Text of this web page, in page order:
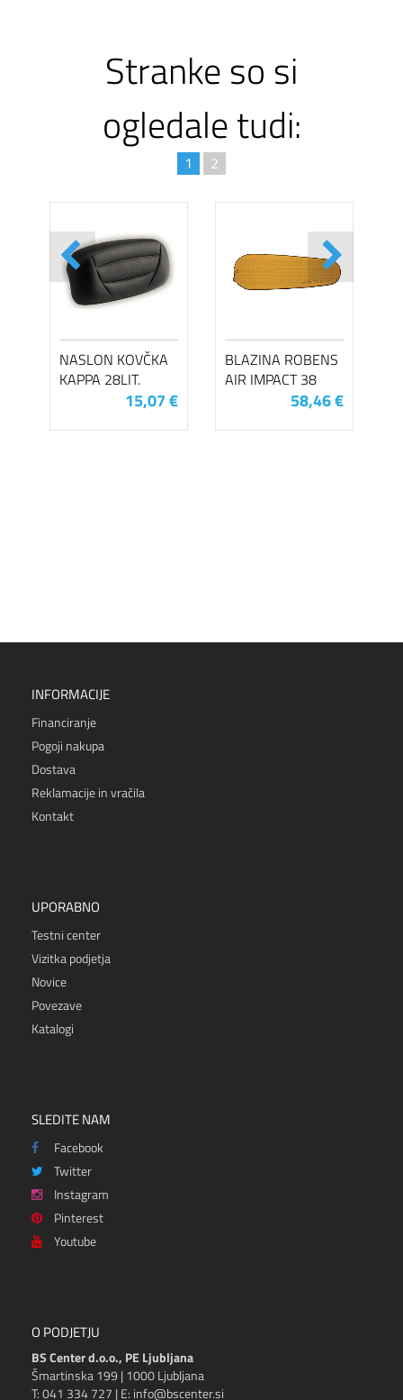
Stranke so si
ogledale tudi:
1 2
NASLON KOVČKA
KAPPA 28LIT.
15,07 €
BLAZINA ROBENS
AIR IMPACT 38
58,46 €
INFORMACIJE
Financiranje
Pogoji nakupa
Dostava
Reklamacije in vračila
Kontakt
UPORABNO
Testni center
Vizitka podjetja
Novice
Povezave
Katalogi
SLEDITE NAM
Facebook
Twitter
Instagram
Pinterest
Youtube
O PODJETJU
BS Center d.o.o., PE Ljubljana
Šmartinska 199 | 1000 Ljubljana
T: 041 334 727 | E: info@bscenter.si